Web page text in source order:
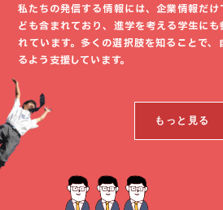
私たちの発信する情報には、企業情報だ
ども含まれており、進学を考える学生に
れています。多くの選択肢を知ることで
るよう支援しています。
もっと見る